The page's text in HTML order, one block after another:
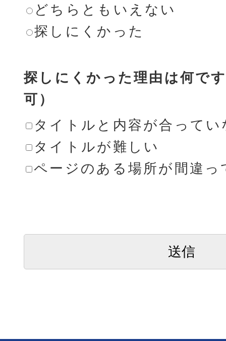
どちらともいえない
探しにくかった
探しにくかった理由は何で
可）
タイトルと内容が合ってい
タイトルが難しい
ページのある場所が間違っ